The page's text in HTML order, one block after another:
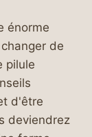
énorme
de
pilule
d'être
deviendrez